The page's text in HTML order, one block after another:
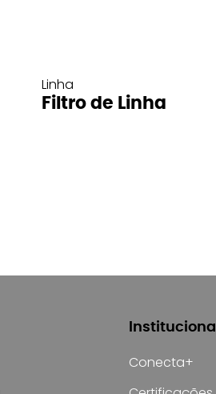
Linha
Filtro de Linha
Institucional
Conecta+